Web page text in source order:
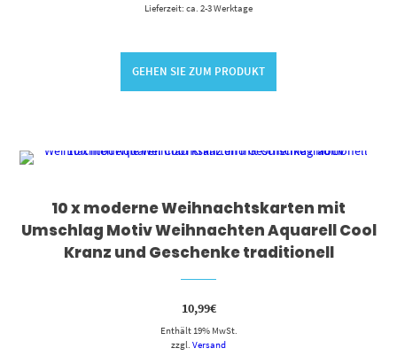
Lieferzeit: ca. 2-3 Werktage
GEHEN SIE ZUM PRODUKT
10 x moderne Weihnachtskarten mit
Umschlag Motiv Weihnachten Aquarell Cool
Kranz und Geschenke traditionell
10,99€
Enthält 19% MwSt.
zzgl. Versand